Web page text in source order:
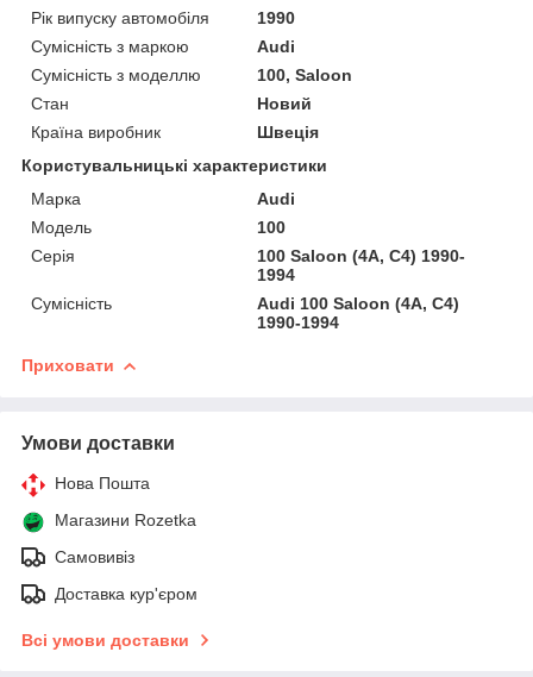
Рік випуску автомобіля
1990
Сумісність з маркою
Audi
Сумісність з моделлю
100, Saloon
Стан
Новий
Країна виробник
Швеція
Користувальницькі характеристики
Марка
Audi
Мoдель
100
Серія
100 Saloon (4A, C4) 1990-
1994
Сумісність
Audi 100 Saloon (4A, C4)
1990-1994
Приховати
Умови доставки
Нова Пошта
Магазини Rozetka
Самовивіз
Доставка кур'єром
Всі умови доставки